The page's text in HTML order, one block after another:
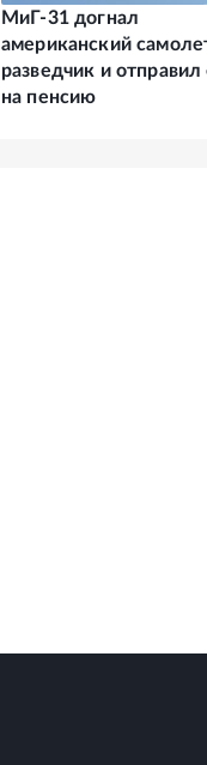
МиГ-31 догнал
американский
разведчик и отправил
на пенсию